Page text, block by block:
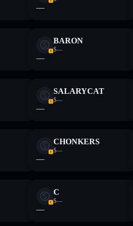
—
BARON
$—
—
SALARYCAT
$—
—
CHONKERS
$—
—
C
$—
—